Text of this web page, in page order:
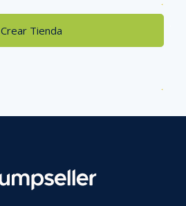
Crear Tienda